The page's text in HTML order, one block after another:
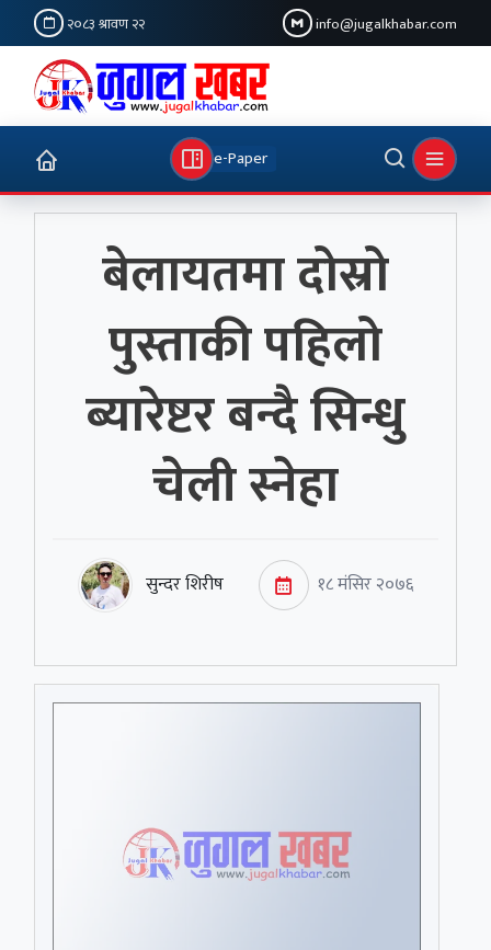
२०८३ श्रावण २२ info@jugalkhabar.com
e-Paper
बेलायतमा दोस्रो
पुस्ताकी पहिलो
ब्यारेष्टर बन्दै सिन्धु
चेली स्नेहा
सुन्दर शिरीष १८ मंसिर २०७६